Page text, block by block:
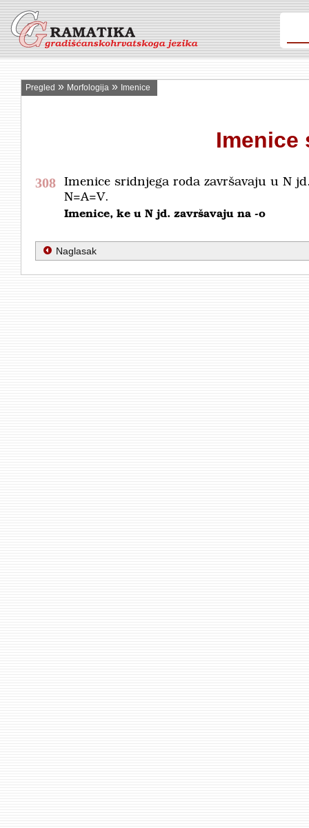
Pregled » Morfologija » Imenice
Imenice
308
Imenice sridnjega roda završavaju u N
N=A=V.
Imenice, ke u N jd. završavaju na -o
Naglasak